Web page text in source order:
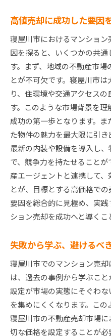
高値売却に成功した要因
寝屋川市におけるマンショ
因を探ると、いくつかの共
す。まず、地域の不動産市
とが不可欠です。寝屋川市
り、住環境や交通アクセス
す。このような市場背景を
成功の第一歩となります。
た物件の魅力を最大限に引き
最新の内装や設備を導入し
で、競争力を持たせること
産エージェントと連携して
とが、目標とする高価格で
要因を総合的に見極め、実
ション売却を成功へと導くこ
失敗から学ぶ、避けるべ
寝屋川市でのマンション売
は、過去の事例から学ぶこ
設定が市場の実態にそぐわ
を集めにくくなります。この
寝屋川市の不動産売却市場
切な価格を設定することが